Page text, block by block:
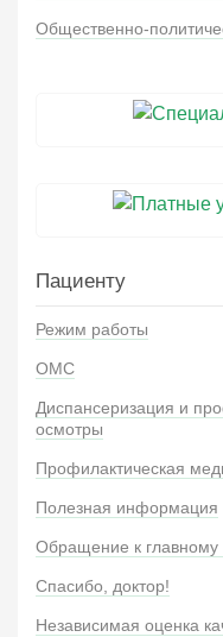
Общественно-
Пациенту
Режим работы
ОМС
Диспансеризация и
осмотры
Профилактическая
Полезная информация
Обращение к главному
Спасибо, доктор!
Независимая оценка